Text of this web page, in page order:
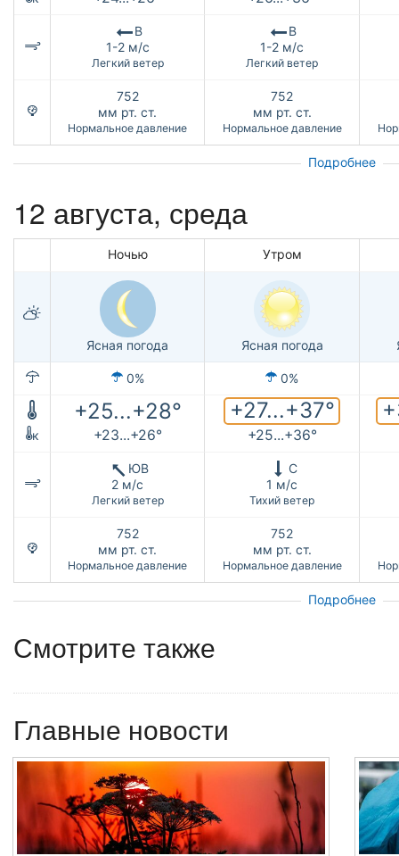
В
1-2 м/с
Легкий ветер
В
1-2 м/с
Легкий ветер
752
мм рт. ст.
Нормальное давление
752
мм рт. ст.
Нормальное давление
Подробнее
12 августа, среда
Ночью Утром
Ясная погода Ясная погода
0% 0%
+25...+28° +27...+37°
к +23...+26° +25...+36°
ЮВ
2 м/с
Легкий ветер
С
1 м/с
Тихий ветер
752
мм рт. ст.
Нормальное давление
752
мм рт. ст.
Нормальное давление
Подробнее
Смотрите также
Главные новости